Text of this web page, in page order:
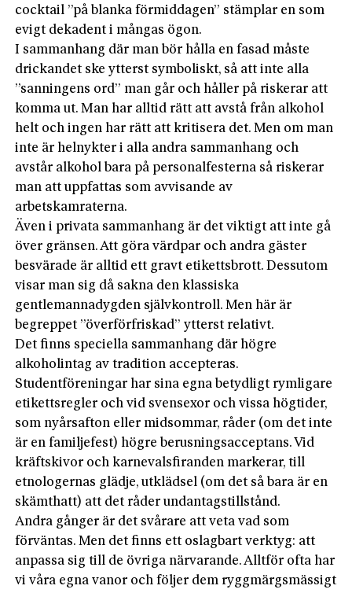
cocktail ”på blanka förmiddagen” stämplar en som
evigt dekadent i mångas ögon.
I sammanhang där man bör hålla en fasad måste
drickandet ske ytterst symboliskt, så att inte alla
”sanningens ord” man går och håller på riskerar att
komma ut. Man har alltid rätt att avstå från alkohol
helt och ingen har rätt att kritisera det. Men om man
inte är helnykter i alla andra sammanhang och
avstår alkohol bara på personalfesterna så riskerar
man att uppfattas som avvisande av
arbetskamraterna.
Även i privata sammanhang är det viktigt att inte gå
över gränsen. Att göra värdpar och andra gäster
besvärade är alltid ett gravt etikettsbrott. Dessutom
visar man sig då sakna den klassiska
gentlemannadygden självkontroll. Men här är
begreppet ”överförfriskad” ytterst relativt.
Det finns speciella sammanhang där högre
alkoholintag av tradition accepteras.
Studentföreningar har sina egna betydligt rymligare
etikettsregler och vid svensexor och vissa högtider,
som nyårsafton eller midsommar, råder (om det inte
är en familjefest) högre berusningsacceptans. Vid
kräftskivor och karnevalsfiranden markerar, till
etnologernas glädje, utklädsel (om det så bara är en
skämthatt) att det råder undantagstillstånd.
Andra gånger är det svårare att veta vad som
förväntas. Men det finns ett oslagbart verktyg: att
anpassa sig till de övriga närvarande. Alltför ofta har
vi våra egna vanor och följer dem ryggmärgsmässigt